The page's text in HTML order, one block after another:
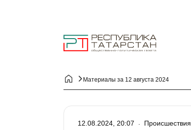
Материалы за 12 августа 2024
12.08.2024, 20:07 Происшествия